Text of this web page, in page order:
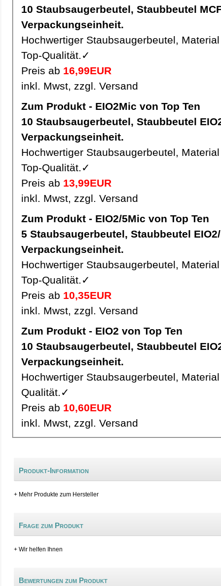
10 Staubsaugerbeutel, Staubbeutel MCFEO25M pro
Verpackungseinheit.
Hochwertiger Staubsaugerbeutel,
Top-Qualität.✓
Preis ab 16,99EUR
inkl. Mwst, zzgl. Versand
Zum Produkt - EIO2Mic von Top Ten
10 Staubsaugerbeutel, Staubbeutel EIO2Mic pro
Verpackungseinheit.
Hochwertiger Staubsaugerbeutel,
Top-Qualität.✓
Preis ab 13,99EUR
inkl. Mwst, zzgl. Versand
Zum Produkt - EIO2/5Mic von Top Ten
5 Staubsaugerbeutel, Staubbeutel EIO2/5Mic pro
Verpackungseinheit.
Hochwertiger Staubsaugerbeutel,
Top-Qualität.✓
Preis ab 10,35EUR
inkl. Mwst, zzgl. Versand
Zum Produkt - EIO2 von Top Ten
10 Staubsaugerbeutel, Staubbeutel EIO2 pro
Verpackungseinheit.
Hochwertiger Staubsaugerbeutel,
Qualität.✓
Preis ab 10,60EUR
inkl. Mwst, zzgl. Versand
Produkt-Information
+ Mehr Produkte zum Hersteller
Frage zum Produkt
+ Wir helfen Ihnen
Bewertungen zum Produkt